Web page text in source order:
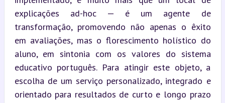
explicações ad-hoc — é um agente de
transformação, promovendo não apenas o êxito
em avaliações, mas o florescimento holístico do
aluno, em sintonia com os valores do sistema
educativo português. Para atingir este objeto, a
escolha de um serviço personalizado, integrado e
orientado para resultados de curto e longo prazo